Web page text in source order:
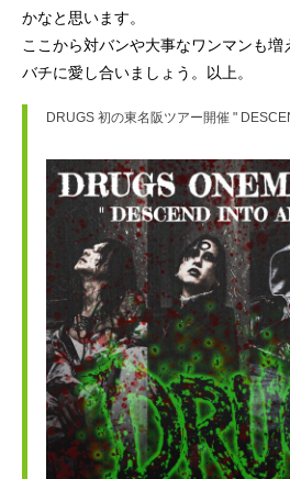
かなと思います。
ここから対バンや大事なワンマンも
バチに愛し合いましょう。以上。
DRUGS 初の東名阪ツアー開催 "